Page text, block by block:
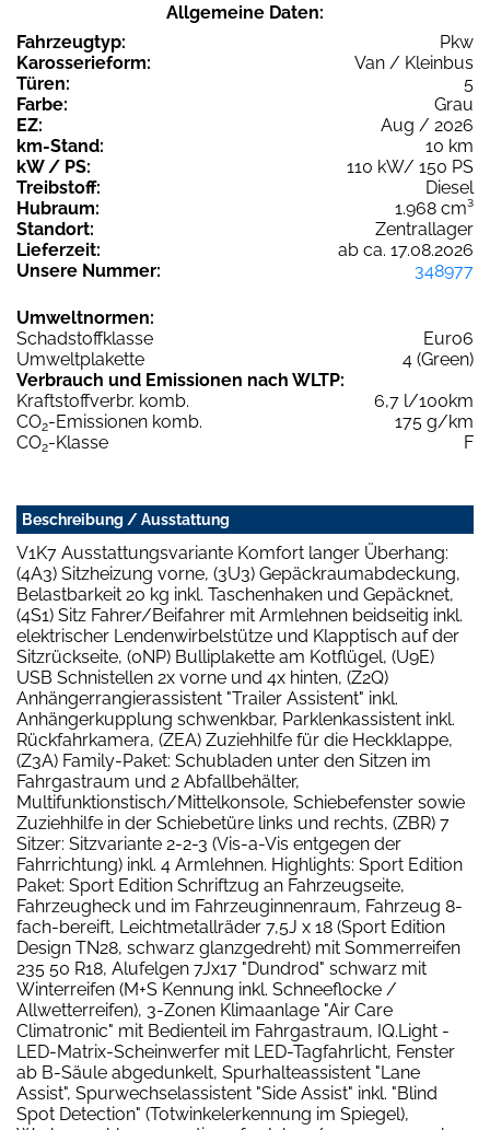
Allgemeine Daten:
Fahrzeugtyp:
Pkw
Karosserieform:
Van / Kleinbus
Türen:
5
Farbe:
Grau
EZ:
Aug / 2026
km-Stand:
10 km
kW / PS:
110 kW/ 150 PS
Treibstoff:
Diesel
Hubraum:
1.968 cm³
Standort:
Zentrallager
Lieferzeit:
ab ca. 17.08.2026
Unsere Nummer:
348977
Umweltnormen:
Schadstoffklasse
Euro6
Umweltplakette
4 (Green)
Verbrauch und Emissionen nach WLTP:
Kraftstoffverbr. komb.
6,7 l/100km
CO2-Emissionen komb.
175 g/km
CO2-Klasse F
Beschreibung / Ausstattung
V1K7 Ausstattungsvariante Komfort langer Überhang:
(4A3) Sitzheizung vorne, (3U3) Gepäckraumabdeckung,
Belastbarkeit 20 kg inkl. Taschenhaken und Gepäcknet,
(4S1) Sitz Fahrer/Beifahrer mit Armlehnen beidseitig inkl.
elektrischer Lendenwirbelstütze und Klapptisch auf der
Sitzrückseite, (0NP) Bulliplakette am Kotflügel, (U9E)
USB Schnistellen 2x vorne und 4x hinten, (Z2Q)
Anhängerrangierassistent "Trailer Assistent" inkl.
Anhängerkupplung schwenkbar, Parklenkassistent inkl.
Rückfahrkamera, (ZEA) Zuziehhilfe für die Heckklappe,
(Z3A) Family-Paket: Schubladen unter den Sitzen im
Fahrgastraum und 2 Abfallbehälter,
Multifunktionstisch/Mittelkonsole, Schiebefenster sowie
Zuziehhilfe in der Schiebetüre links und rechts, (ZBR) 7
Sitzer: Sitzvariante 2-2-3 (Vis-a-Vis entgegen der
Fahrrichtung) inkl. 4 Armlehnen. Highlights: Sport Edition
Paket: Sport Edition Schriftzug an Fahrzeugseite,
Fahrzeugheck und im Fahrzeuginnenraum, Fahrzeug 8-
fach-bereift, Leichtmetallräder 7,5J x 18 (Sport Edition
Design TN28, schwarz glanzgedreht) mit Sommerreifen
235 50 R18, Alufelgen 7Jx17 "Dundrod" schwarz mit
Winterreifen (M+S Kennung inkl. Schneeflocke /
Allwetterreifen), 3-Zonen Klimaanlage "Air Care
Climatronic" mit Bedienteil im Fahrgastraum, IQ.Light -
LED-Matrix-Scheinwerfer mit LED-Tagfahrlicht, Fenster
ab B-Säule abgedunkelt, Spurhalteassistent "Lane
Assist", Spurwechselassistent "Side Assist" inkl. "Blind
Spot Detection" (Totwinkelerkennung im Spiegel),